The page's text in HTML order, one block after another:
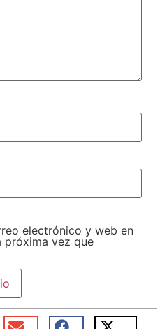
electrónico y web en
próxima vez que